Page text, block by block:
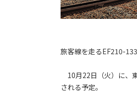
旅客線を走るEF210-
10月22日（火）に、
される予定。